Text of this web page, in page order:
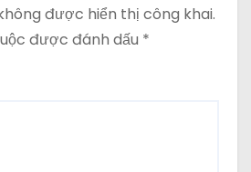
được hiển thị công khai.
được đánh dấu *